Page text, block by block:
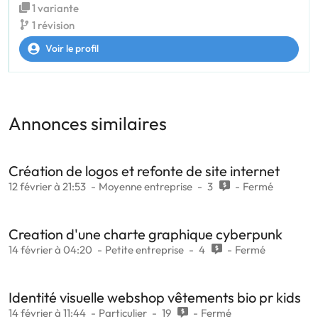
1 variante
1 révision
Voir le profil
Annonces similaires
Création de logos et refonte de site internet
12 février à 21:53 Moyenne entreprise 3 Fermé
Creation d'une charte graphique cyberpunk
14 février à 04:20 Petite entreprise 4 Fermé
Identité visuelle webshop vêtements bio pr kids
14 février à 11:44 Particulier 19 Fermé